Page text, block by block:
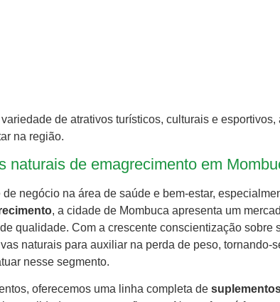
de atrativos turísticos, culturais e esportivos,
na região.
naturais de emagrecimento em
negócio na área de saúde e bem-estar,
, a cidade de Mombuca apresenta um
qualidade. Com a crescente conscientização sobre
naturais para auxiliar na perda de peso, tornando-
nesse segmento.
oferecemos uma linha completa de